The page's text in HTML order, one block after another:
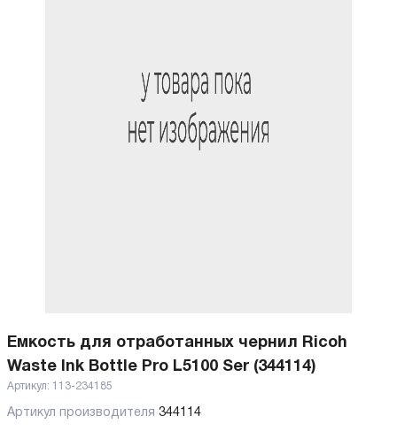
Емкость для отработанных чернил Ricoh
Waste Ink Bottle Pro L5100 Ser (344114)
Артикул: 113-234185
Артикул производителя 344114